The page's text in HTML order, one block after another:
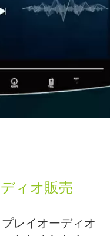
ィオ販売
レイオーディオ